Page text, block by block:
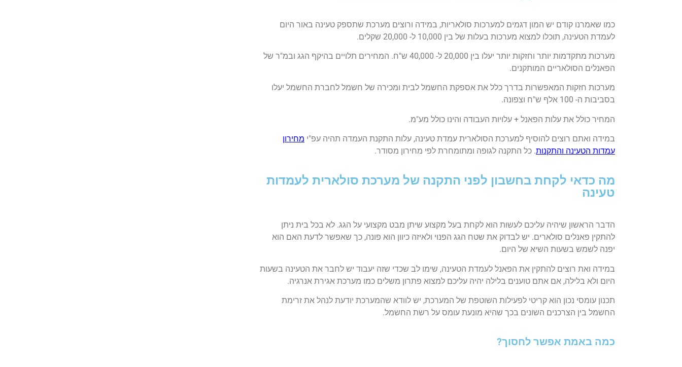
כמו שאמרנו קודם יש המון דגמים למערכות סולאריות, במידה ורוצים מערכת שתספק טעינה באור היום
לעמדת הטעינה, תוכלו למצוא מערכות בעלות של בין 10,000 ל- 20,000 שקלים.
מערכות מתקדמות יותר וחזקות יותר יעלו בין 20,000 ל- 40,000 ש"ח. המחירים תלויים בהיקף הגג ובמ"ר של
הפאנלים הסולאריים המותקנים.
מערכות חזקות המאפשרות בדרך כלל את אספקת החשמל לבית ומכירה של חשמל לחברת החשמל יעלו
בסביבות ה- 100 אלף ש"ח וצפונה.
המחיר כולל את עלות הפאנל + עלויות העבודה והינו כולל מע"מ.
במידה ואתם רוצים להוסיף למערכת הסולארית עמדת טעינה, עלות התקנת העמדה תהיה עפ"י מחירון
עמדות הטעינה והתקנות. כל התקנה לגופה ומתומחרת לפי מחירון מסודר.
מה כדאי לקחת בחשבון לפני התקנה של מערכת סולארית לעמדות
טעינה
הדבר הראשון שיהיה עליכם לעשות הוא לקחת בעל מקצוע שיתן מבט מקצועי על הגג. לא בכל בית ניתן
להתקין פאנלים סולארים. יש לבדוק את שטח הגג הפנוי ולאיזה כיוון הוא פונה, כך שאפשר לדעת האם הוא
יפנה לשמש בשעות השיא של היום.
במידה ואת רוצים להתקין את הפאנל לעמדת הטעינה, שימו לב שכדי שזה יעבוד יש לחבר את הטעינה בשעות
היום ולא בלילה, אם אתם טוענים בלילה יהיה עליכם למצוא פתרון משלים כמו מערכת אגירת אנרגיה.
תכנון עומסי נכון הוא קריטי לפעילות השוטפת של המערכת, יש לוודא שהמערכת יודעת לנהל את זרימת
החשמל בין הצרכנים השונים בכך שהיא מונעת עומס על רשת החשמל.
כמה באמת אפשר לחסוך?